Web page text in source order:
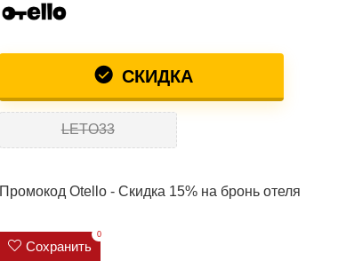
СКИДКА
LETO33
Промокод Otello - Скидка 15% на бронь отеля
Сохранить
0